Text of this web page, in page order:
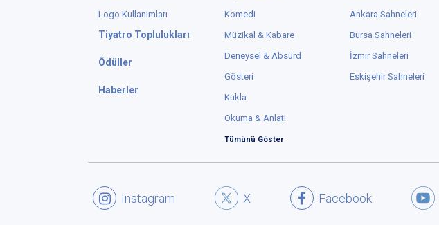
Logo Kullanımları
Tiyatro Toplulukları
Ödüller
Haberler
Komedi
Müzikal & Kabare
Deneysel & Absürd
Gösteri
Kukla
Okuma & Anlatı
Tümünü Göster
Ankara Sahneleri
Bursa Sahneleri
İzmir Sahneleri
Eskişehir Sahneleri
Facebook
X
Instagram